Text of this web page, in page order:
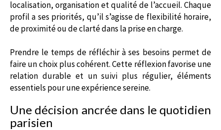
localisation, organisation et qualité de l’accueil. Chaque
profil a ses priorités, qu’il s’agisse de flexibilité horaire,
de proximité ou de clarté dans la prise en charge.
Prendre le temps de réfléchir à ses besoins permet de
faire un choix plus cohérent. Cette réflexion favorise une
relation durable et un suivi plus régulier, éléments
essentiels pour une expérience sereine.
Une décision ancrée dans le quotidien
parisien